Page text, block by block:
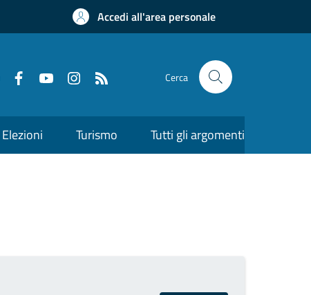
Accedi all'area personale
Cerca
Elezioni Turismo Tutti gli argomenti